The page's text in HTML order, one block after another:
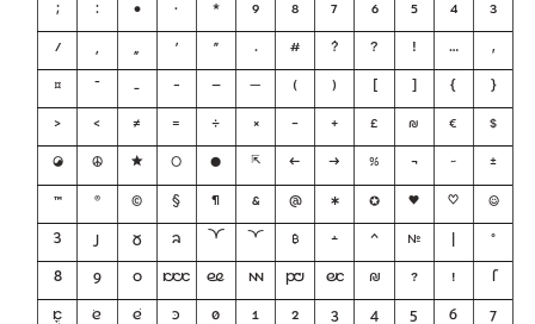
3
4
5
6
7
8
9
*
·
•
:
;
,
…
!
?
‽
#
.
"
'
„
‚
/
{
}
(
)
—
–
-
_ ־ ¤
$
€
₪
£
+
−
×
÷
=
≠
>
<
±
~
¬
%
→
←
⇱
●
○
★
☮
☯
☺
♡
♥
✪
✱
@
&
¶
§
©
®
™
°
№
^ ﬩ ₿ ׆ ׆ ב ע נ צ
!
?
₪ אש וגם ממ שש אאא 0
9
8
7
6
5
4
3
2
1
0 כּ שׁ שׂ אֳ